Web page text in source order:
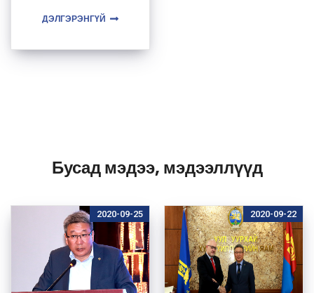
ТОХИОЖ
ДЭЛГЭРЭНГҮЙ
Бусад мэдээ, мэдээллүүд
2020-09-25 2020-09-22